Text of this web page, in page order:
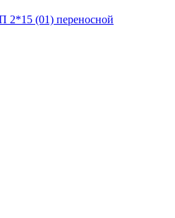
2*15 (01) переносной